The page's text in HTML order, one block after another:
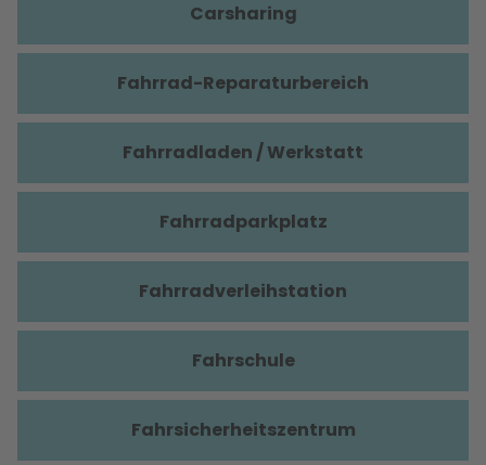
Carsharing
Fahrrad-Reparaturbereich
Fahrradladen / Werkstatt
Fahrradparkplatz
Fahrradverleihstation
Fahrschule
Fahrsicherheitszentrum